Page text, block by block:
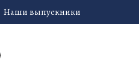
Наши выпускники